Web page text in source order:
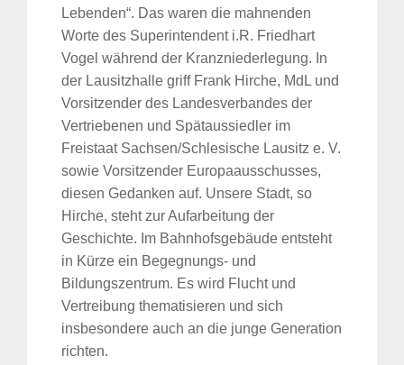
Lebenden“. Das waren die mahnenden
Worte des Superintendent i.R. Friedhart
Vogel während der Kranzniederlegung. In
der Lausitzhalle griff Frank Hirche, MdL und
Vorsitzender des Landesverbandes der
Vertriebenen und Spätaussiedler im
Freistaat Sachsen/Schlesische Lausitz e. V.
sowie Vorsitzender Europaausschusses,
diesen Gedanken auf. Unsere Stadt, so
Hirche, steht zur Aufarbeitung der
Geschichte. Im Bahnhofsgebäude entsteht
in Kürze ein Begegnungs- und
Bildungszentrum. Es wird Flucht und
Vertreibung thematisieren und sich
insbesondere auch an die junge Generation
richten.